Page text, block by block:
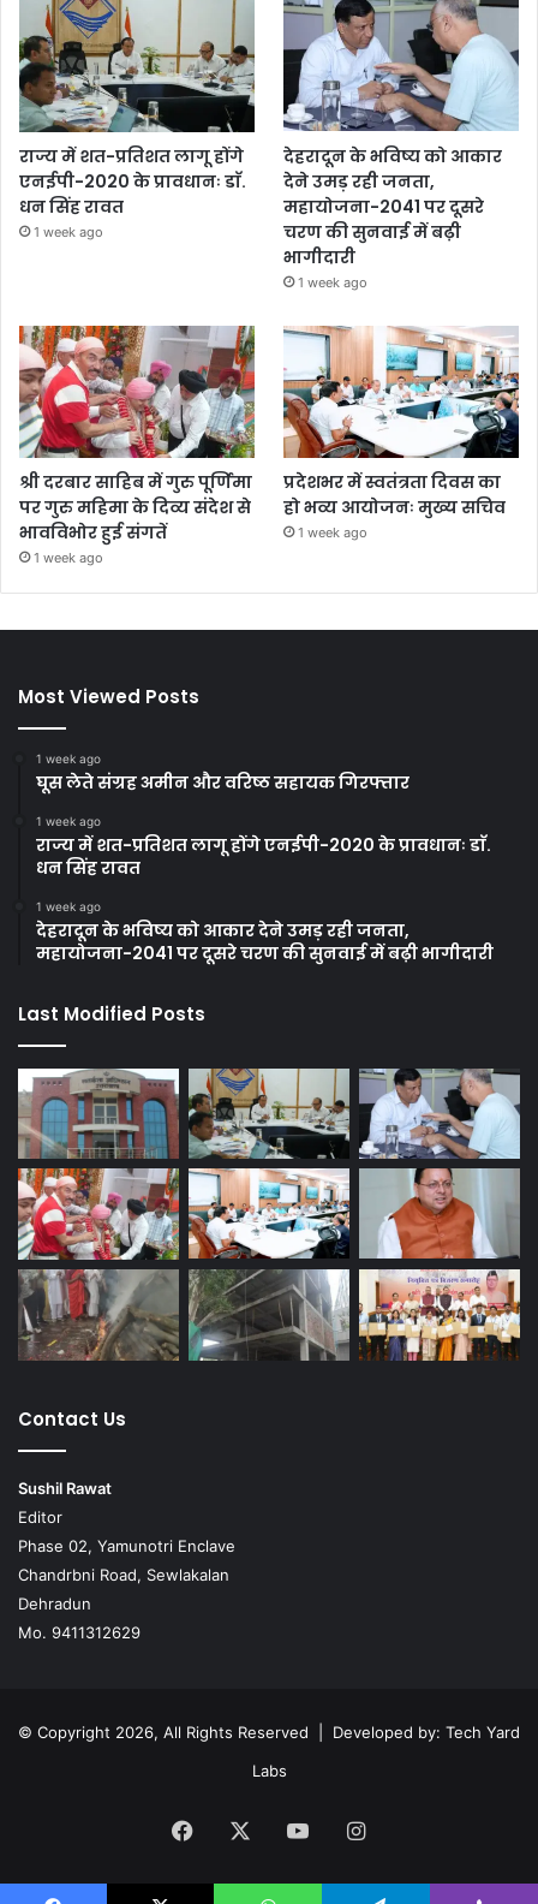
राज्य में शत-प्रतिशत लागू होंगे
एनईपी-2020 के प्रावधानः डाॅ.
धन सिंह रावत
1 week ago
देहरादून के भविष्य को आकार
देने उमड़ रही जनता,
महायोजना-2041 पर दूसरे
चरण की सुनवाई में बढ़ी
भागीदारी
1 week ago
श्री दरबार साहिब में गुरु पूर्णिमा
पर गुरु महिमा के दिव्य संदेश से
भावविभोर हुई संगतें
1 week ago
प्रदेशभर में स्वतंत्रता दिवस का
हो भव्य आयोजनः मुख्य सचिव
1 week ago
Most Viewed Posts
1 week ago
घूस लेते संग्रह अमीन और वरिष्ठ सहायक गिरफ्तार
1 week ago
राज्य में शत-प्रतिशत लागू होंगे एनईपी-2020 के प्रावधानः डाॅ.
धन सिंह रावत
1 week ago
देहरादून के भविष्य को आकार देने उमड़ रही जनता,
महायोजना-2041 पर दूसरे चरण की सुनवाई में बढ़ी भागीदारी
Last Modified Posts
Contact Us
Sushil Rawat
Editor
Phase 02, Yamunotri Enclave
Chandrbni Road, Sewlakalan
Dehradun
Mo. 9411312629
© Copyright 2026, All Rights Reserved | Developed by: Tech Yard
Labs
Facebook YouTubeInstagram